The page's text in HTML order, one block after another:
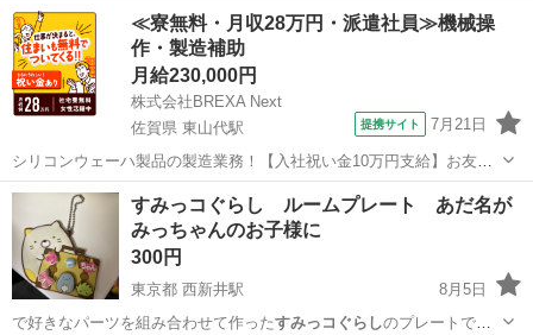
神奈川 横浜市 東京駅 おもちゃ しろくま
≪寮無料・月収28万円・派遣社員≫機械操
作・製造補助
月給230,000円
株式会社BREXA Next
佐賀県 東山代駅
提携サイト 7月21日
シリコンウェーハ製品の製造業務！【入社祝い金10万円支給】お友達
やカップルとの応募OK◎年間休日129日＆休出なしでプライベート充
実♪業務はクリーンルームで快適作業◎自社正社員登用制度あり★1食
300円～の格安食堂あり！《佐...
佐賀 伊万里市 東山代駅
すみっコぐらし ルームプレート あだ名が
みっちゃんのお子様に
300円
東京都 西新井駅
8月5日
で好きなパーツを組み合わせて作ったすみっコぐらしのプレートで